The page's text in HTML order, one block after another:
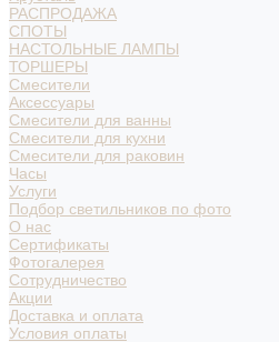
РАСПРОДАЖА
СПОТЫ
НАСТОЛЬНЫЕ ЛАМПЫ
ТОРШЕРЫ
Смесители
Аксессуары
Смесители для ванны
Смесители для кухни
Смесители для раковин
Часы
Услуги
Подбор светильников по фото
О нас
Сертификаты
Фотогалерея
Сотрудничество
Акции
Доставка и оплата
Условия оплаты